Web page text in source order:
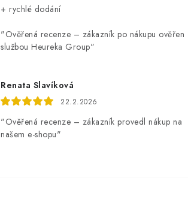
+ rychlé dodání
"Ověřená recenze – zákazník po nákupu ověřen
službou Heureka Group"
Renata Slavíková
22.2.2026
"Ověřená recenze – zákazník provedl nákup na
našem e-shopu"